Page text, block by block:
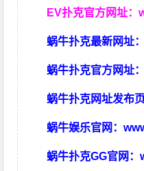
EV扑克官方网址：
蜗牛扑克最新网址
蜗牛扑克官方网址
蜗牛扑克网址发布
蜗牛娱乐官网：
蜗牛扑克GG官网：